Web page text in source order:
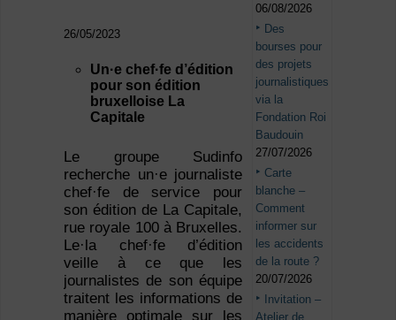
26/05/2023
Un·e chef·fe d’édition
pour son édition
bruxelloise La
Capitale
Le groupe Sudinfo
recherche un·e journaliste
chef·fe de service pour
son édition de La Capitale,
rue royale 100 à Bruxelles.
Le·la chef·fe d’édition
veille à ce que les
journalistes de son équipe
traitent les informations de
manière optimale sur les
06/08/2026
Des
bourses pour
des projets
journalistiques
via la
Fondation Roi
Baudouin
27/07/2026
Carte
blanche –
Comment
informer sur
les accidents
de la route ?
20/07/2026
Invitation –
Atelier de